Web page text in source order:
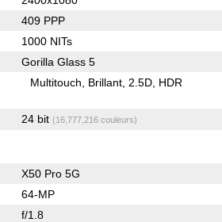
409 PPP
1000 NITs
Gorilla Glass 5
Multitouch Brillant 2.5D HDR
24 bit (16,777,216 couleurs)
X50 Pro 5G
64-MP
f/1.8